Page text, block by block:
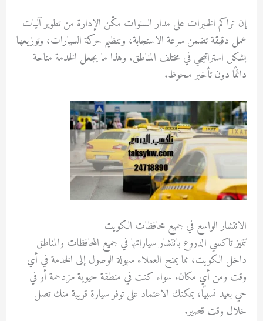
إن تراكم الخبرات على مدار السنوات مكّن الإدارة من تطوير آليات
عمل دقيقة تضمن سرعة الاستجابة، وتنظيم حركة السيارات، وتوزيعها
بشكل استراتيجي في مختلف المناطق. وهذا ما يجعل الخدمة متاحة
دائمًا دون تأخير ملحوظ.
الانتشار الواسع في جميع محافظات الكويت
تتميز تاكسي الدروع بانتشار سياراتها في جميع المحافظات والمناطق
داخل الكويت، مما يمنح العملاء سهولة الوصول إلى الخدمة في أي
وقت ومن أي مكان. سواء كنت في منطقة حيوية مزدحمة أو في
حي بعيد نسبيًا، يمكنك الاعتماد على توفر سيارة قريبة منك تصل
خلال وقت قصير.